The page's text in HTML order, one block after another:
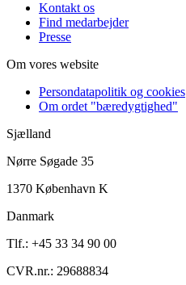
Kontakt os
Find medarbejder
Presse
Om vores website
Persondatapolitik og cookies
Om ordet "bæredygtighed"
Sjælland
Nørre Søgade 35
1370 København K
Danmark
Tlf.: +45 33 34 90 00
CVR.nr.: 29688834